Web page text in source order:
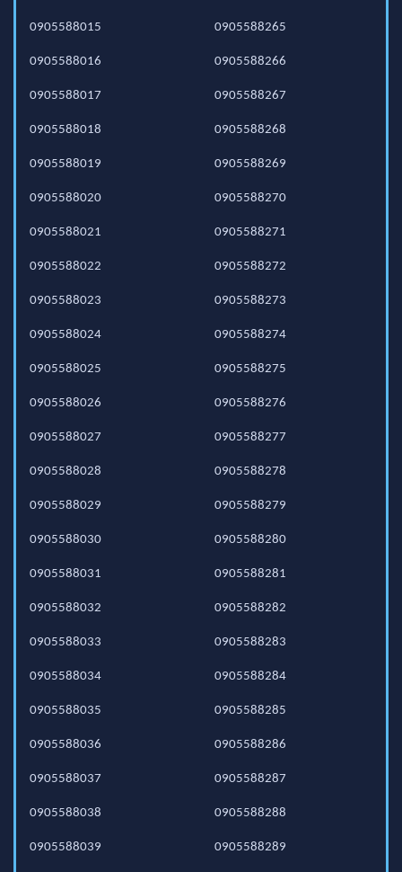
0905588015
0905588016
0905588017
0905588018
0905588019
0905588020
0905588021
0905588022
0905588023
0905588024
0905588025
0905588026
0905588027
0905588028
0905588029
0905588030
0905588031
0905588032
0905588033
0905588034
0905588035
0905588036
0905588037
0905588038
0905588039
0905588265
0905588266
0905588267
0905588268
0905588269
0905588270
0905588271
0905588272
0905588273
0905588274
0905588275
0905588276
0905588277
0905588278
0905588279
0905588280
0905588281
0905588282
0905588283
0905588284
0905588285
0905588286
0905588287
0905588288
0905588289